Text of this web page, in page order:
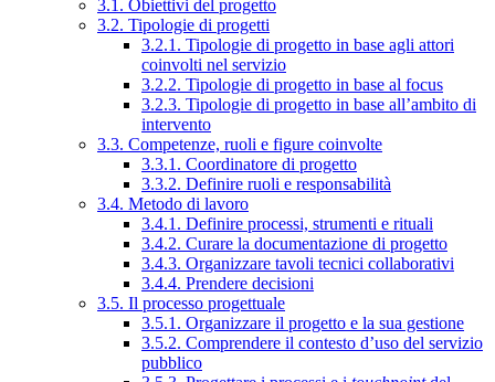
3.1. Obiettivi del progetto
3.2. Tipologie di progetti
3.2.1. Tipologie di progetto in base agli attori
coinvolti nel servizio
3.2.2. Tipologie di progetto in base al focus
3.2.3. Tipologie di progetto in base all’ambito di
intervento
3.3. Competenze, ruoli e figure coinvolte
3.3.1. Coordinatore di progetto
3.3.2. Definire ruoli e responsabilità
3.4. Metodo di lavoro
3.4.1. Definire processi, strumenti e rituali
3.4.2. Curare la documentazione di progetto
3.4.3. Organizzare tavoli tecnici collaborativi
3.4.4. Prendere decisioni
3.5. Il processo progettuale
3.5.1. Organizzare il progetto e la sua gestione
3.5.2. Comprendere il contesto d’uso del servizio
pubblico